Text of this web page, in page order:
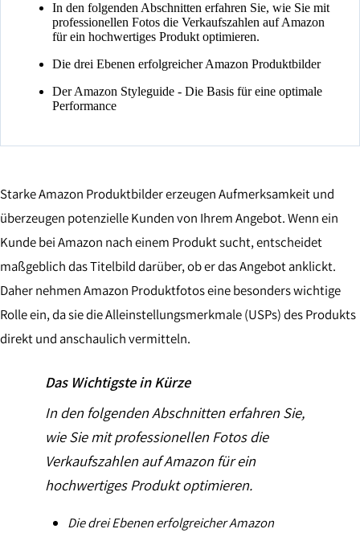
In den folgenden Abschnitten erfahren Sie, wie Sie mit
professionellen Fotos die Verkaufszahlen auf Amazon
für ein hochwertiges Produkt optimieren.
Die drei Ebenen erfolgreicher Amazon Produktbilder
Der Amazon Styleguide - Die Basis für eine optimale
Performance
Starke Amazon Produktbilder erzeugen Aufmerksamkeit und
überzeugen potenzielle Kunden von Ihrem Angebot. Wenn ein
Kunde bei Amazon nach einem Produkt sucht, entscheidet
maßgeblich das Titelbild darüber, ob er das Angebot anklickt.
Daher nehmen Amazon Produktfotos eine besonders wichtige
Rolle ein, da sie die Alleinstellungsmerkmale (USPs) des Produkts
direkt und anschaulich vermitteln.
Das Wichtigste in Kürze
In den folgenden Abschnitten erfahren Sie,
wie Sie mit professionellen Fotos die
Verkaufszahlen auf Amazon für ein
hochwertiges Produkt optimieren.
Die drei Ebenen erfolgreicher Amazon